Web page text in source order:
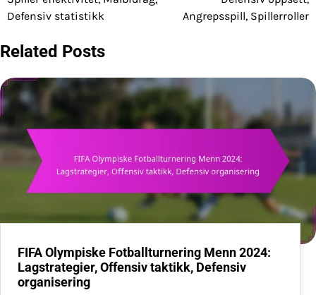
Defensiv statistikk
Angrepsspill, Spillerroller
Related Posts
FIFA Olympiske Fotballturnering Menn 2024:
Lagstrategier, Offensiv taktikk, Defensiv
organisering